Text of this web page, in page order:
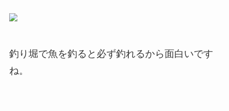
釣り堀で魚を釣ると必ず釣れるから面白いです
ね。